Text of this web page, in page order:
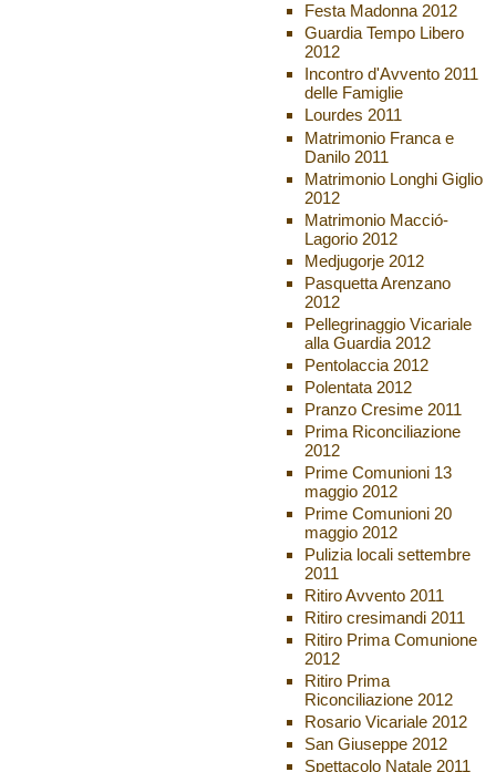
Festa Madonna 2012
Guardia Tempo Libero
2012
Incontro d'Avvento 2011
delle Famiglie
Lourdes 2011
Matrimonio Franca e
Danilo 2011
Matrimonio Longhi Giglio
2012
Matrimonio Macció-
Lagorio 2012
Medjugorje 2012
Pasquetta Arenzano
2012
Pellegrinaggio Vicariale
alla Guardia 2012
Pentolaccia 2012
Polentata 2012
Pranzo Cresime 2011
Prima Riconciliazione
2012
Prime Comunioni 13
maggio 2012
Prime Comunioni 20
maggio 2012
Pulizia locali settembre
2011
Ritiro Avvento 2011
Ritiro cresimandi 2011
Ritiro Prima Comunione
2012
Ritiro Prima
Riconciliazione 2012
Rosario Vicariale 2012
San Giuseppe 2012
Spettacolo Natale 2011